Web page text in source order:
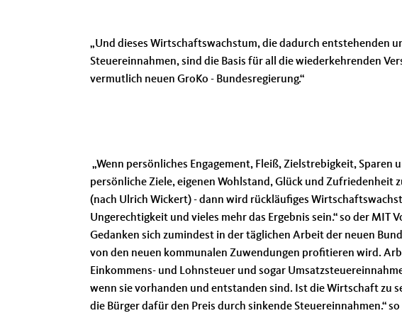
Und dieses Wirtschaftswachstum, die dadurch entstehenden
Steuereinnahmen, sind die Basis für all die wiederkehrenden
vermutlich neuen GroKo - Bundesregierung.“
Wenn persönliches Engagement, Fleiß, Zielstrebigkeit, Sparen
persönliche Ziele, eigenen Wohlstand, Glück und Zufriedenheit
(nach Ulrich Wickert) - dann wird rückläufiges
Ungerechtigkeit und vieles mehr das Ergebnis sein.“ so der MIT
Gedanken sich zumindest in der täglichen Arbeit der neuen
von den neuen kommunalen Zuwendungen profitieren wird.
Einkommens- und Lohnsteuer und sogar
wenn sie vorhanden und entstanden sind. Ist die Wirtschaft zu
die Bürger dafür den Preis durch sinkende Steuereinnahmen.“